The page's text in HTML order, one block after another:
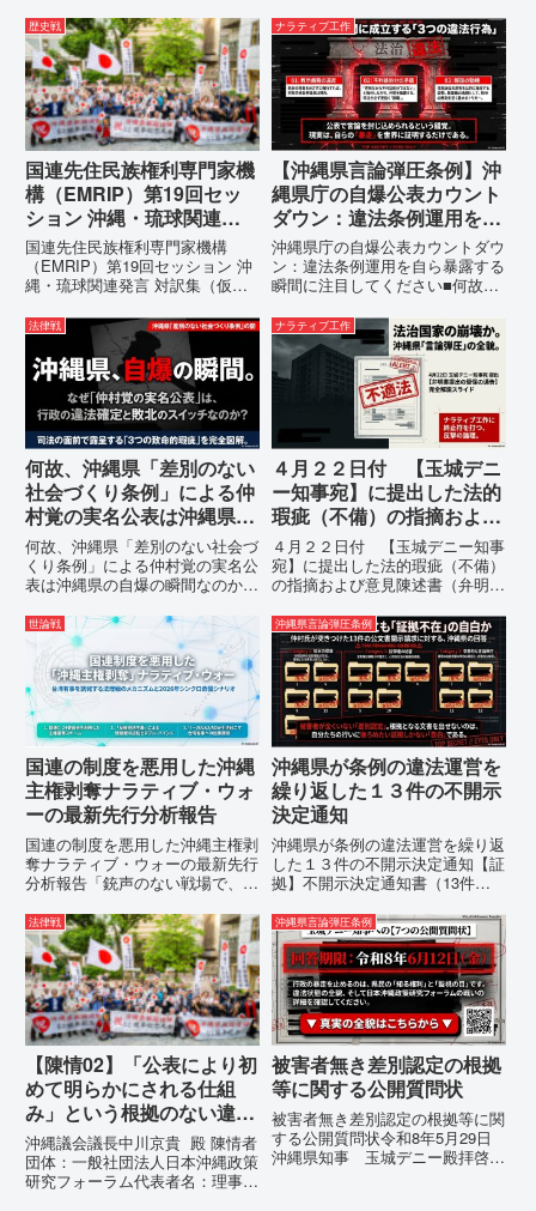
所：沖縄県那覇市電 話：080-
【陳情03】沖縄県におけるメデ
ィア誤報の放置および行政の不作
為に対する責任追及と再発防...
所：沖縄県那覇市電 話：
080- 実名公表という不利益処分
を啓発との詭弁による言論弾圧条
例の即時運用停止を求める陳情
1...
歴史戦
国連先住民族権利専門家機
構（EMRIP）第19回セッ
ション 沖縄・琉球関連発
言 対訳集（仮訳）
国連先住民族権利専門家機構
（EMRIP）第19回セッション 沖
縄・琉球関連発言 対訳集（仮
（EMRIP）の各会合において行
われた、沖縄・琉球の先住民族指
定、PFAS（有機フッ素化合物）
問題、米軍基地、伝統文化（...
ナラティブ工作
【沖縄県言論弾圧条例】沖
縄県庁の自爆公表カウント
ダウン：違法条例運用を自
ら暴露する瞬間に注目して
ください
沖縄県庁の自爆公表カウントダウ
ン：違法条例運用を自ら暴露する
瞬間に注目してください■何故、
テルを貼りたい本当の理由「なぜ
沖縄県庁は、法を無視してまで私
を封じ込めようとするのか。」そ
の理由は明確です。県政が統治
法律戦
何故、沖縄県「差別のない
社会づくり条例」による仲
村覚の実名公表は沖縄県の
自爆の瞬間なのか？その3
つの理由。
何故、沖縄県「差別のない社会づ
くり条例」による仲村覚の実名公
表は沖縄県の自爆の瞬間なのか？
強行しようとしている「仲村覚の
実名公表」。行政側はこの行為
を、特定の個人を社会的制裁に追
い込むための「仕上げ」だと考え
て...
ナラティブ工作
４月２２日付 【玉城デニ
ー知事宛】に提出した法的
瑕疵（不備）の指摘および
意見陳述書（弁明書）提出
の留保の通告
４月２２日付 【玉城デニー知事
宛】に提出した法的瑕疵（不備）
の指摘および意見陳述書（弁明
に、玉城デニー宛に以下の違法状
態の指摘と意見陳述（弁明）留保
の通告を行いました。沖縄県は、
この時は、違法を認めて軌道修正
す...
世論戦
国連の制度を悪用した沖縄
主権剥奪ナラティブ・ウォ
ーの最新先行分析報告
国連の制度を悪用した沖縄主権剥
奪ナラティブ・ウォーの最新先行
分析報告「銃声のない戦場で、日
いる。」現代の戦争は、ミサイル
が飛来する以前に始まっていま
す。国連という国際的な舞台で、
巧妙な「言説（ナラティブ）」が
張...
沖縄県言論弾圧条例
沖縄県が条例の違法運営を
繰り返した１３件の不開示
決定通知
沖縄県が条例の違法運営を繰り返
した１３件の不開示決定通知【証
拠】不開示決定通知書（13件）
が請求した「差別認定の根拠」に
対し、県は全て非開示・存否応答
拒否を突きつけました。これは、
彼らが行政手続きの正当性を失
っ...
法律戦
【陳情02】「公表により初
めて明らかにされる仕組
み」という根拠のない違法
運用の指摘と条例運用の停
止を求める陳情書
沖縄議会議長中川京貴 殿 陳情者
団体：一般社団法人日本沖縄政策
研究フォーラム代表者名：理事
沖縄県言論弾圧条例
被害者無き差別認定の根拠
等に関する公開質問状
被害者無き差別認定の根拠等に関
する公開質問状令和8年5月29日
沖縄県知事 玉城デニー殿拝啓貴